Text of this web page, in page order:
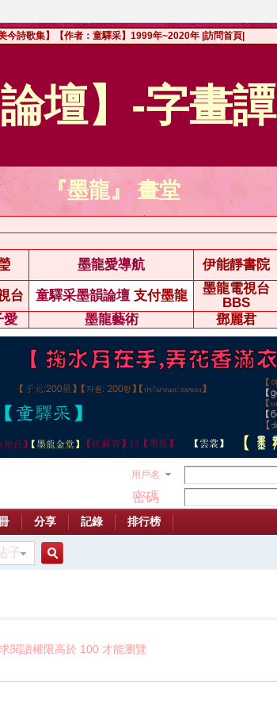
美今詩歌集】【作者：童驛采】1999年~2020年 |訪問首頁|
論壇】-字畫譚
『墨龍』 畫堂
墨龍愛導航 伊能靜書院
台 童驛采墨韻論壇 支付墨龍
墨龍電視台
BBS
愛 墨龍藝術 鄧麗君
用戶名
密碼
分享 記錄 排行榜
子
索
閱讀權限高於 100 才能瀏覽